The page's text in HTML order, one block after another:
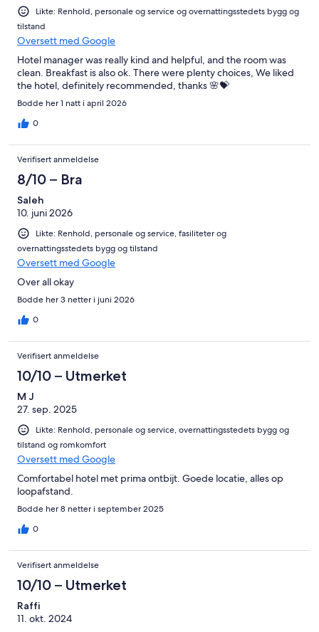
Likte: Renhold, personale og service og overnattingsstedets bygg og
tilstand
Oversett med Google
Hotel manager was really kind and helpful, and the room was
clean. Breakfast is also ok. There were plenty choices, We liked
the hotel, definitely recommended, thanks 🌸💝
Bodde her 1 natt i april 2026
0
Verifisert anmeldelse
8/10 – Bra
Saleh
10. juni 2026
Likte: Renhold, personale og service, fasiliteter og
overnattingsstedets bygg og tilstand
Oversett med Google
Over all okay
Bodde her 3 netter i juni 2026
0
Verifisert anmeldelse
10/10 – Utmerket
M J
27. sep. 2025
Likte: Renhold, personale og service, overnattingsstedets bygg og
tilstand og romkomfort
Oversett med Google
Comfortabel hotel met prima ontbijt. Goede locatie, alles op
loopafstand.
Bodde her 8 netter i september 2025
0
Verifisert anmeldelse
10/10 – Utmerket
Raffi
11. okt. 2024